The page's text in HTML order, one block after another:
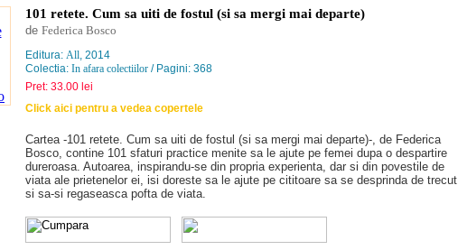
101 retete. Cum sa uiti de fostul (si sa mergi mai departe)
de Federica Bosco
Editura: All, 2014
Colectia: In afara colectiilor / Pagini: 368
Pret: 33.00 lei
Click aici pentru a vedea copertele
Cartea -101 retete. Cum sa uiti de fostul (si sa mergi mai departe)-, de Federica
Bosco, contine 101 sfaturi practice menite sa le ajute pe femei dupa o despartire
dureroasa. Autoarea, inspirandu-se din propria experienta, dar si din povestile de
viata ale prietenelor ei, isi doreste sa le ajute pe cititoare sa se desprinda de trecut
si sa-si regaseasca pofta de viata.